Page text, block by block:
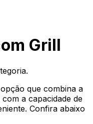
Grill
que combina a
a capacidade de
Confira abaixo